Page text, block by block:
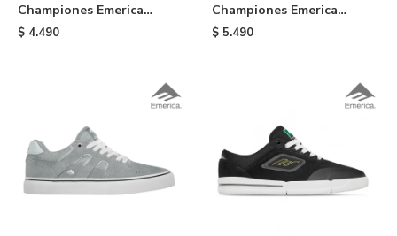
Championes Emerica
Temple - Black
$ 4.490
Championes Emerica
Gamma G6 - Black
$ 5.490